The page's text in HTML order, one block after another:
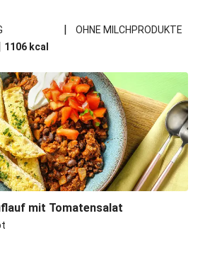
|
OHNE MILCHPRODUKTE
1106 kcal
mit Tomatensalat